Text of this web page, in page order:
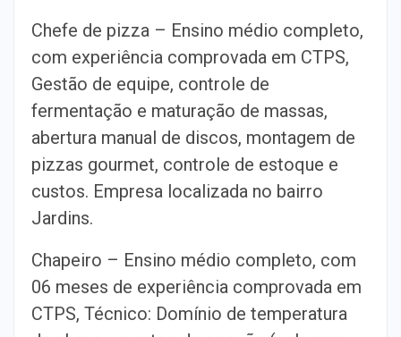
Chefe de pizza – Ensino médio completo,
com experiência comprovada em CTPS,
Gestão de equipe, controle de
fermentação e maturação de massas,
abertura manual de discos, montagem de
pizzas gourmet, controle de estoque e
custos. Empresa localizada no bairro
Jardins.
Chapeiro – Ensino médio completo, com
06 meses de experiência comprovada em
CTPS, Técnico: Domínio de temperatura